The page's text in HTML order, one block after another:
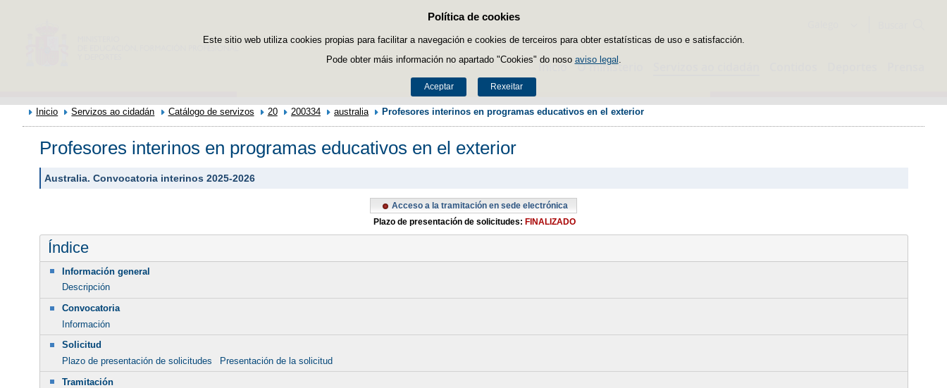
Política de cookies
Este sitio web utiliza cookies propias para facilitar a navegación e cookies de terceiros para obter estatísticas de uso e satisfacción.
Pode obter máis información no apartado "Cookies" do noso aviso legal
Aceptar Rexeitar
Saltar ao contido
Inicio O ministerio
Inicio Servizos ao cidadán Catálogo de servizos 20 200334 australia Profesores interinos en programas educativos en el exterior
Profesores interinos en programas educativos en el exterior
Australia. Convocatoria interinos 2025-2026
Acceso a la tramitación en sede electrónica
Plazo de presentación de solicitudes: FINALIZADO
Índice
Información general
Descripción
Convocatoria
Información
Solicitud
Plazo de presentación de solicitudes
Presentación de la solicitud
Tramitación